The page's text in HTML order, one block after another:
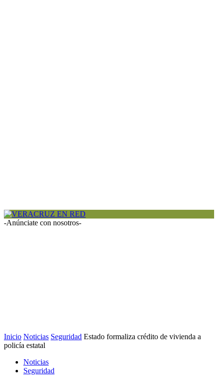
-Anúnciate con nosotros-
Inicio Noticias Seguridad Estado formaliza crédito de vivienda a
policía estatal
Noticias
Seguridad